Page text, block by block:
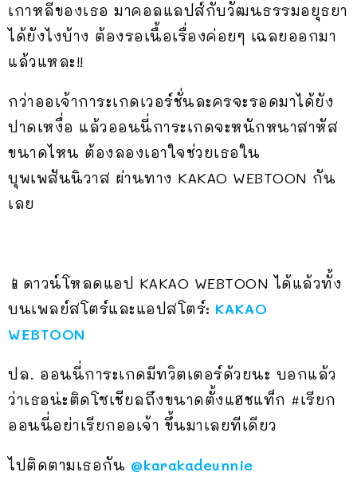
เกาหลีของเธอ มาคอลแลปส์กับวัฒนธรรมอยุธยา
ได้ยังไงบ้าง ต้องรอเนื้อเรื่องค่อยๆ เฉลยออกมา
แล้วแหละ!!
กว่าออเจ้าการะเกดเวอร์ชั่นละครจะรอดมาได้ยัง
ปาดเหงื่อ แล้วออนนี่การะเกดจะหนักหนาสาหัส
ขนาดไหน ต้องลองเอาใจช่วยเธอใน
บุพเพสันนิวาส ผ่านทาง KAKAO WEBTOON กัน
เลย
📱ดาวน์โหลดแอป KAKAO WEBTOON ได้แล้วทั้ง
บนเพลย์สโตร์และแอปสโตร์: KAKAO
WEBTOON
ปล. ออนนี่การะเกดมีทวิตเตอร์ด้วยนะ บอกแล้ว
ว่าเธอน่ะติดโซเชียลถึงขนาดตั้งแฮชแท็ก #เรียก
ออนนี่อย่าเรียกออเจ้า ขึ้นมาเลยทีเดียว
ไปติดตามเธอกัน @karakadeunnie